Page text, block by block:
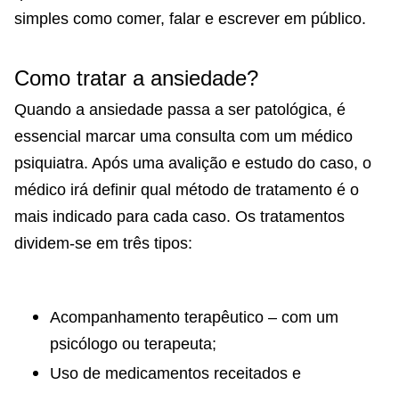
simples como comer, falar e escrever em público.
Como tratar a ansiedade?
Quando a ansiedade passa a ser patológica, é
essencial marcar uma consulta com um médico
psiquiatra. Após uma avalição e estudo do caso, o
médico irá definir qual método de tratamento é o
mais indicado para cada caso. Os tratamentos
dividem-se em três tipos:
Acompanhamento terapêutico – com um
psicólogo ou terapeuta;
Uso de medicamentos receitados e